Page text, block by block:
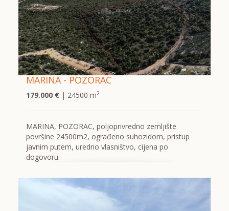
MARINA - POZORAC
179.000 €| 24500 m2
MARINA, POZORAC, poljoprivredno zemljište
površine 24500m2, ograđeno suhozidom, pristup
javnim putem, uredno vlasništvo, cijena po
dogovoru.